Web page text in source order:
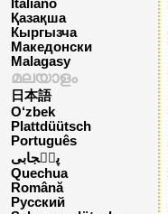
Italiano
Қазақша
Кыргызча
Македонски
Malagasy
മലയാളം
日本語
O‘zbek
Plattdüütsch
Português
پن٘جابی
Quechua
Română
Русский